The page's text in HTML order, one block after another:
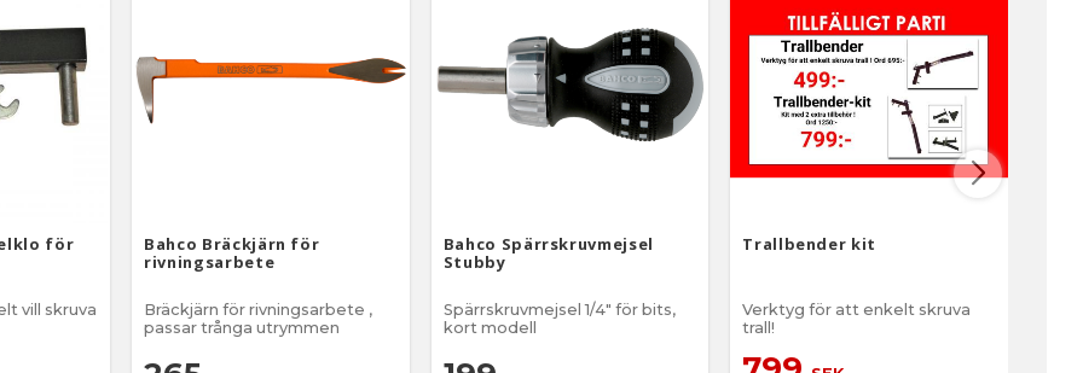
Montering
för
vill skruva
Bahco Bräckjärn för
rivningsarbete
Bräckjärn för rivningsarbete ,
passar trånga utrymmen
Bahco Spärrskruvmejsel
Stubby
Spärrskruvmejsel 1/4" för bits,
kort modell
Trallbender kit
Verktyg för att enkelt skruva
trall!